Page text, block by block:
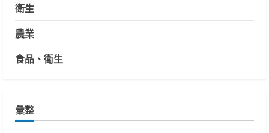
衛生
農業
食品、衛生
彙整